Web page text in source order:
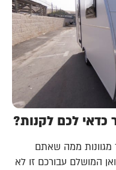
כדאי לכם לקנות?
ממה שאתם
המושלם עבורכם זו לא